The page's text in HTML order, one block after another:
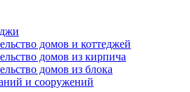
домов и коттеджей
домов из кирпича
домов из блока
и сооружений